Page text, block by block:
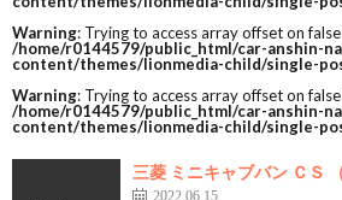
Warning: Trying to access array offset on
/home/r0144579/public_html/car-anshin-
content/themes/lionmedia-child/single-
Warning: Trying to access array offset on
/home/r0144579/public_html/car-anshin-
content/themes/lionmedia-child/single-
三菱 ミニキャブバン ＣＳ
2022.06.15